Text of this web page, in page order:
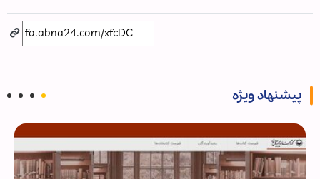
پیشنهاد ویژه